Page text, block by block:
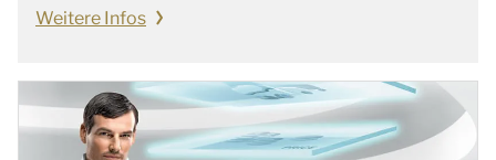
Weitere Infos